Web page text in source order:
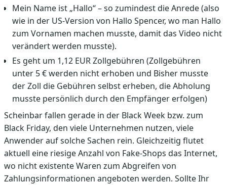
Mein Name ist „Hallo“ – so zumindest die Anrede (also
wie in der US-Version von Hallo Spencer, wo man Hallo
zum Vornamen machen musste, damit das Video nicht
verändert werden musste).
Es geht um 1,12 EUR Zollgebühren (Zollgebühren
unter 5 € werden nicht erhoben und Bisher musste
der Zoll die Gebühren selbst erheben, die Abholung
musste persönlich durch den Empfänger erfolgen)
Scheinbar fallen gerade in der Black Week bzw. zum
Black Friday, den viele Unternehmen nutzen, viele
Anwender auf solche Sachen rein. Gleichzeitig flutet
aktuell eine riesige Anzahl von Fake-Shops das Internet,
wo nicht existente Waren zum Abgreifen von
Zahlungsinformationen angeboten werden. Sollte Ihr